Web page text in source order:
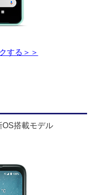
する＞＞
OS搭載モデル